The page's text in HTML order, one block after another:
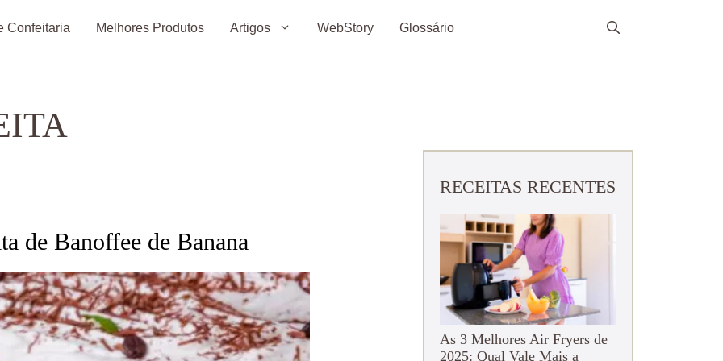
Confeitaria Melhores Produtos Artigos WebStory Glossário
de Banoffee de Banana
RECEITAS RECENTES
As 3 Melhores Air Fryers de
2025: Qual Vale Mais a